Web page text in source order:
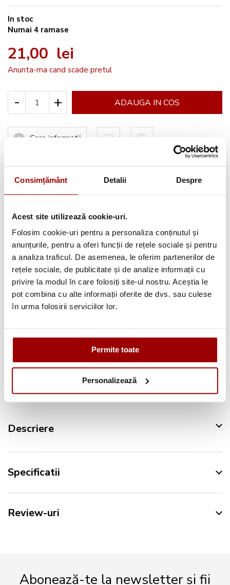
Consimțământ Detalii Despre
Acest site utilizează cookie-uri.
Folosim cookie-uri pentru a personaliza conținutul și
anunțurile, pentru a oferi funcții de rețele sociale și pentru
a analiza traficul. De asemenea, le oferim partenerilor de
rețele sociale, de publicitate și de analize informații cu
privire la modul în care folosiți site-ul nostru. Aceștia le
pot combina cu alte informații oferite de dvs. sau culese
în urma folosirii serviciilor lor.
Permite toate
Personalizează
In stoc
Numai 4 ramase
21,00 lei
Anunta-ma cand scade pretul
- + ADAUGA IN COS
Cere informatii
Informatii conformitate produs
Avantajele tale:
Consultanta profesionala
Deschidere coletla livrare
Pana la12 ratefara dobanda
Descriere
Specificatii
Review-uri
Abonează-te la newsletter și fii